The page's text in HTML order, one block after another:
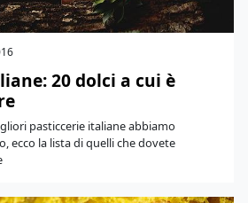
20 dolci a cui è
pasticcerie italiane abbiamo
ecco la lista di quelli che dovete